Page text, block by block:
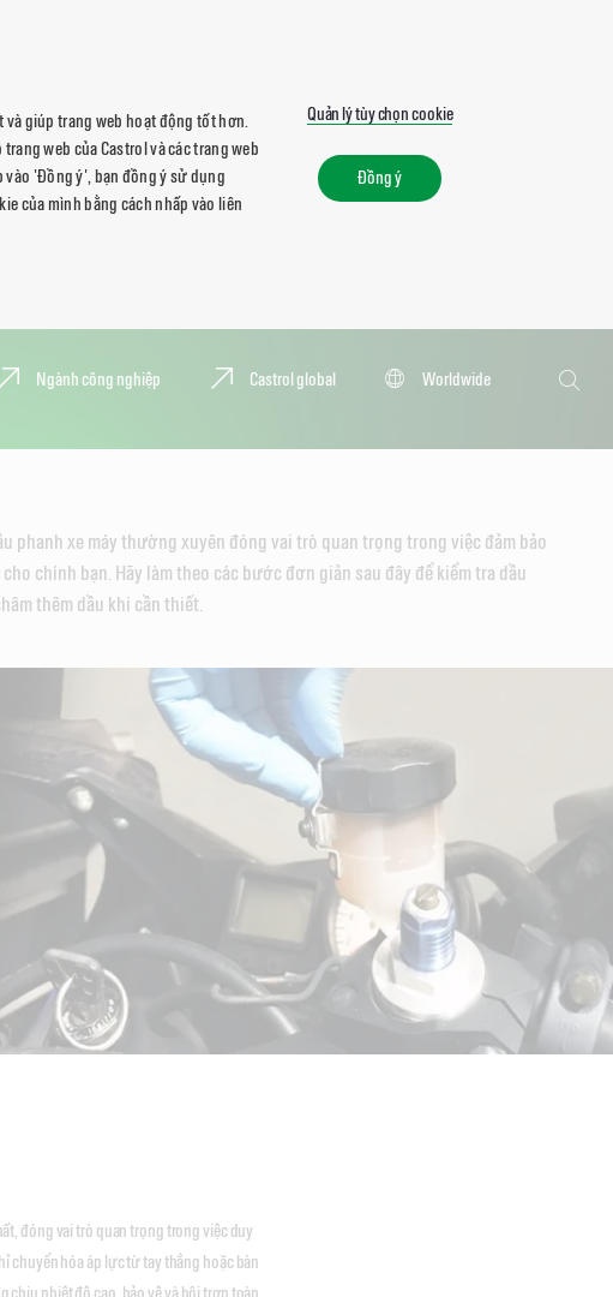
giúp trang web hoạt động tốt hơn.
web của Castrol và các trang web
vào 'Đồng ý', bạn đồng ý sử dụng
của mình bằng cách nhấp vào liên
Quản lý tùy chọn cookie
Đồng ý
Ngành công nghiệp Castrol global
Worldwide
Tìm
kiếm
phanh xe máy thường xuyên đóng vai trò quan trọng trong việc đảm bảo
chính bạn. Hãy làm theo các bước đơn giản sau đây để kiểm tra dầu
thêm dầu khi cần thiết.
đóng vai trò quan trọng trong việc duy
chuyển hóa áp lực từ tay thắng hoặc bàn
chịu nhiệt độ cao, bảo vệ và bôi trơn toàn